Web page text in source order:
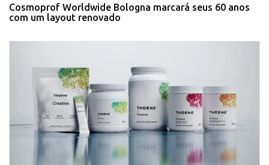
Cosmoprof Worldwide Bologna marcará seus 60 anos
com um layout renovado